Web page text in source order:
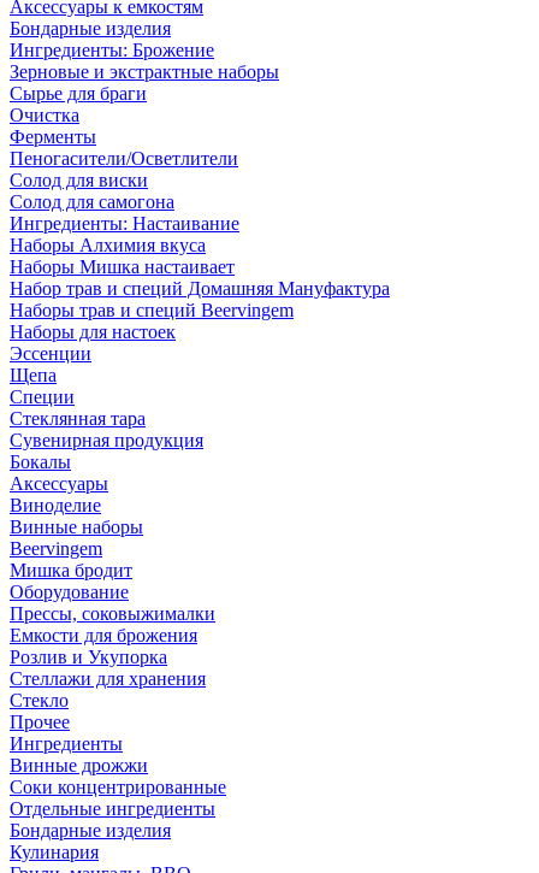
Аксессуары к емкостям
Бондарные изделия
Ингредиенты: Брожение
Зерновые и экстрактные наборы
Сырье для браги
Очистка
Ферменты
Пеногасители/Осветлители
Солод для виски
Солод для самогона
Ингредиенты: Настаивание
Наборы Алхимия вкуса
Наборы Мишка настаивает
Набор трав и специй Домашняя Мануфактура
Наборы трав и специй Beervingem
Наборы для настоек
Эссенции
Щепа
Специи
Стеклянная тара
Сувенирная продукция
Бокалы
Аксессуары
Виноделие
Винные наборы
Beervingem
Мишка бродит
Оборудование
Прессы, соковыжималки
Емкости для брожения
Розлив и Укупорка
Стеллажи для хранения
Стекло
Прочее
Ингредиенты
Винные дрожжи
Соки концентрированные
Отдельные ингредиенты
Бондарные изделия
Кулинария